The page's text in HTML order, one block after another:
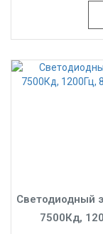
Светодиодный
7500Кд,